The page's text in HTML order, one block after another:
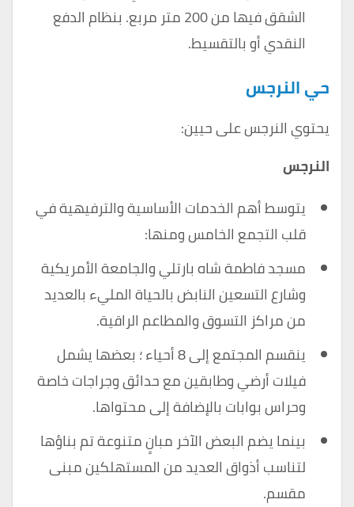
الشقق فيها من 200 متر مربع. بنظام الدفع
النقدي أو بالتقسيط.
حي النرجس
يحتوي النرجس على حيين:
النرجس
يتوسط أهم الخدمات الأساسية والترفيهية في
قلب التجمع الخامس ومنها:
مسجد فاطمة شاه بارتلي والجامعة الأمريكية
وشارع التسعين النابض بالحياة المليء بالعديد
من مراكز التسوق والمطاعم الراقية.
ينقسم المجتمع إلى 8 أحياء ؛ بعضها يشمل
فيلات أرضي وطابقين مع حدائق وجراجات خاصة
وحراس بوابات بالإضافة إلى محتواها.
بينما يضم البعض الآخر مبانٍ متنوعة تم بناؤها
لتناسب أذواق العديد من المستهلكين مبنى
مقسم.